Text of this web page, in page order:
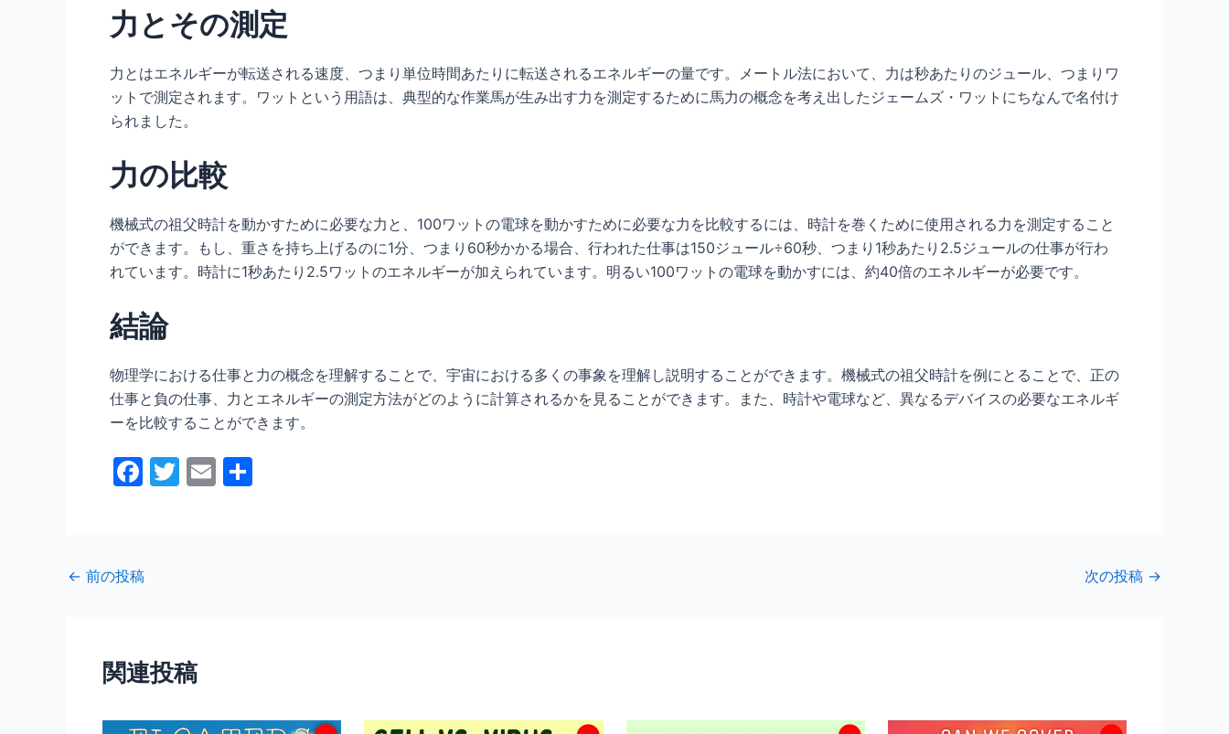
力とその測定
力とはエネルギーが転送される速度、つまり単位時間あたりに転送されるエネルギーの量です。メートル法において、力は秒あたりのジュール、つまりワ
ットで測定されます。ワットという用語は、典型的な作業馬が生み出す力を測定するために馬力の概念を考え出したジェームズ・ワットにちなんで名付け
られました。
力の比較
機械式の祖父時計を動かすために必要な力と、100ワットの電球を動かすために必要な力を比較するには、時計を巻くために使用される力を測定すること
ができます。もし、重さを持ち上げるのに1分、つまり60秒かかる場合、行われた仕事は150ジュール÷60秒、つまり1秒あたり2.5ジュールの仕事が行わ
れています。時計に1秒あたり2.5ワットのエネルギーが加えられています。明るい100ワットの電球を動かすには、約40倍のエネルギーが必要です。
結論
物理学における仕事と力の概念を理解することで、宇宙における多くの事象を理解し説明することができます。機械式の祖父時計を例にとることで、正の
仕事と負の仕事、力とエネルギーの測定方法がどのように計算されるかを見ることができます。また、時計や電球など、異なるデバイスの必要なエネルギ
ーを比較することができます。
F
b
k
T
E
← 前の投稿 次の投稿 →
関連投稿